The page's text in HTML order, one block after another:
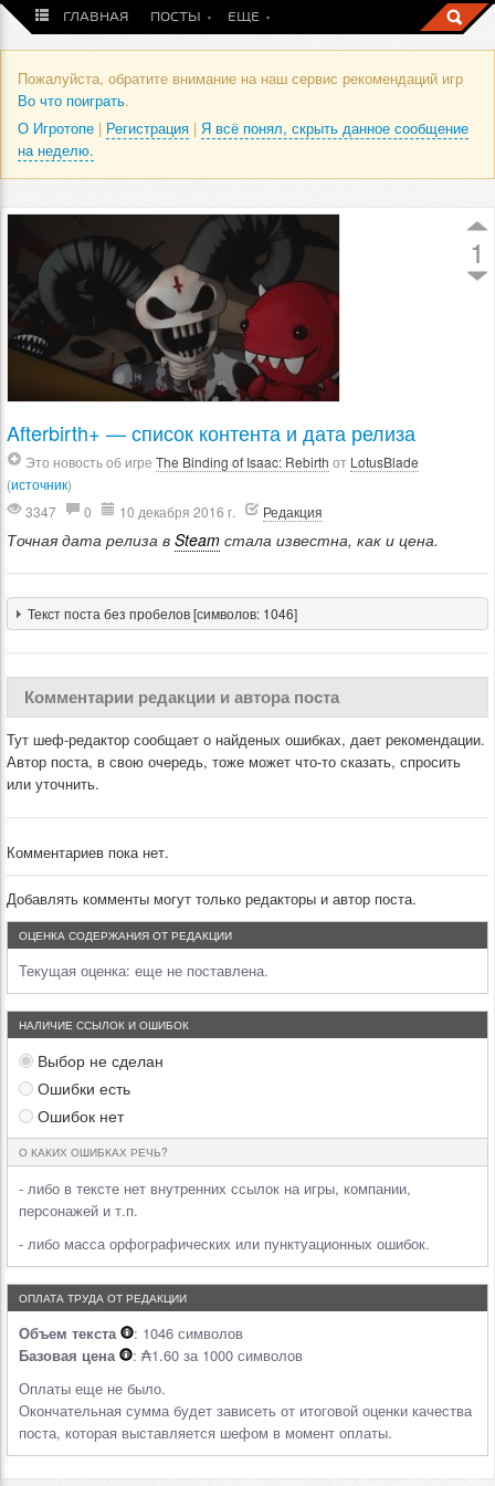
ГЛАВНАЯ ПОСТЫ ЕЩЕ
Пожалуйста, обратите внимание на наш сервис рекомендаций игр
Во что поиграть.
О Игротопе | Регистрация | Я всё понял, скрыть данное сообщение
на неделю.
1
Afterbirth+ — список контента и дата релиза
Это новость об игре The Binding of Isaac: Rebirth от LotusBlade
(источник)
3347
0 10 декабря 2016 г. Редакция
Точная дата релиза в Steam стала известна, как и цена.
Текст поста без пробелов [символов: 1046]
Комментарии редакции и автора поста
Тут шеф-редактор сообщает о найденых ошибках, дает рекомендации.
Автор поста, в свою очередь, тоже может что-то сказать, спросить
или уточнить.
Комментариев пока нет.
Добавлять комменты могут только редакторы и автор поста.
ОЦЕНКА СОДЕРЖАНИЯ ОТ РЕДАКЦИИ
Текущая оценка: еще не поставлена.
НАЛИЧИЕ ССЫЛОК И ОШИБОК
Выбор не сделан
Ошибки есть
Ошибок нет
О КАКИХ ОШИБКАХ РЕЧЬ?
- либо в тексте нет внутренних ссылок на игры, компании,
персонажей и т.п.
- либо масса орфографических или пунктуационных ошибок.
ОПЛАТА ТРУДА ОТ РЕДАКЦИИ
Объем текста
: 1046 символов
Базовая цена
: ₳1.60 за 1000 символов
Оплаты еще не было.
Окончательная сумма будет зависеть от итоговой оценки качества
поста, которая выставляется шефом в момент оплаты.